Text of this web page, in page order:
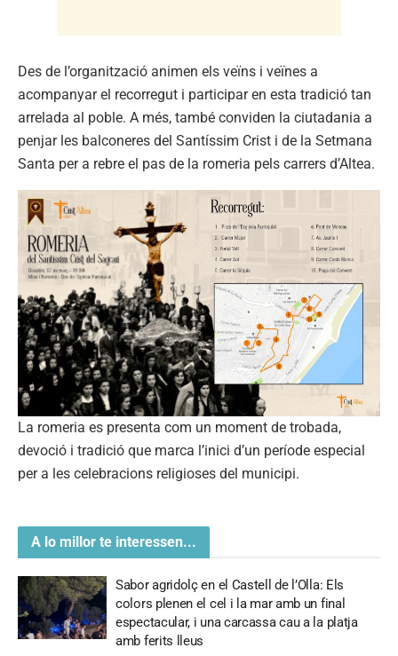
Des de l’organització animen els veïns i veïnes a
acompanyar el recorregut i participar en esta tradició tan
arrelada al poble. A més, també conviden la ciutadania a
penjar les balconeres del Santíssim Crist i de la Setmana
Santa per a rebre el pas de la romeria pels carrers d’Altea.
La romeria es presenta com un moment de trobada,
devoció i tradició que marca l’inici d’un període especial
per a les celebracions religioses del municipi.
A lo millor te interessen...
Sabor agridolç en el Castell de l’Olla: Els
colors plenen el cel i la mar amb un final
espectacular, i una carcassa cau a la platja
amb ferits lleus